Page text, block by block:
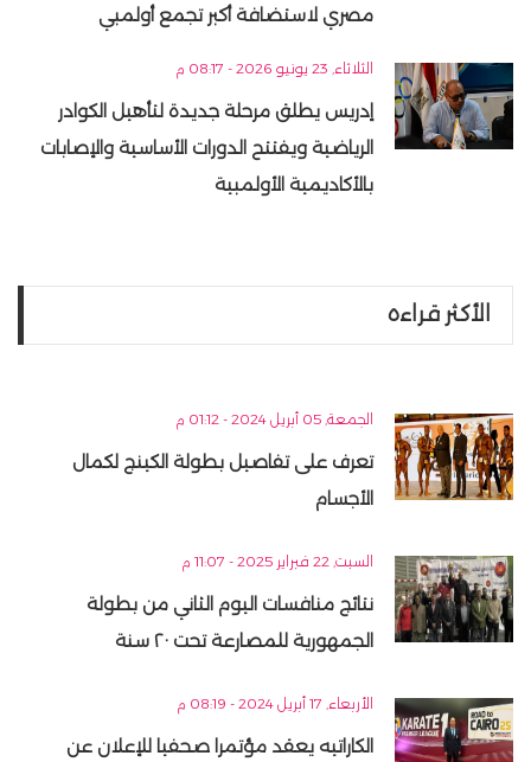
مصري لاستضافة أكبر تجمع أولمبي
الثلاثاء, 23 يونيو 2026 - 08:17 م
إدريس يطلق مرحلة جديدة لتأهيل الكوادر
الرياضية ويفتتح الدورات الأساسية والإصابات
بالأكاديمية الأولمبية
الأكثر قراءه
الجمعة, 05 أبريل 2024 - 01:12 م
تعرف على تفاصيل بطولة الكينج لكمال
الأجسام
السبت, 22 فبراير 2025 - 11:07 م
نتائج منافسات اليوم الثاني من بطولة
الجمهورية للمصارعة تحت ٢٠ سنة
الأربعاء, 17 أبريل 2024 - 08:19 م
الكاراتيه يعقد مؤتمرا صحفيا للإعلان عن